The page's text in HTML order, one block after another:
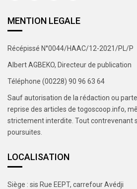
MENTION LEGALE
Récépissé N°0044/HAAC/12-2021/PL/P
Albert AGBEKO, Directeur de publication
Téléphone (00228) 90 96 63 64
Sauf autorisation de la rédaction ou
reprise des articles de togoscoop.info,
strictement interdite. Tout contrevenant
poursuites.
LOCALISATION
Siège : sis Rue EEPT, carrefour Avédji